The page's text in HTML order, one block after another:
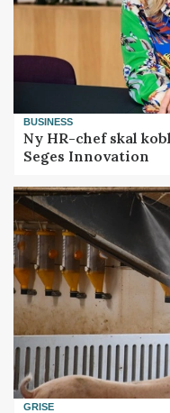
BUSINESS
Ny HR-chef skal
Seges Innovation
GRISE